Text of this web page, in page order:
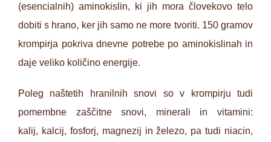
(esencialnih) aminokislin, ki jih mora človekovo telo
dobiti s hrano, ker jih samo ne more tvoriti. 150 gramov
krompirja pokriva dnevne potrebe po aminokislinah in
daje veliko količino energije.
Poleg naštetih hranilnih snovi so v krompirju tudi
pomembne zaščitne snovi, minerali in vitamini:
kalij, kalcij, fosforj, magnezij in železo, pa tudi niacin,